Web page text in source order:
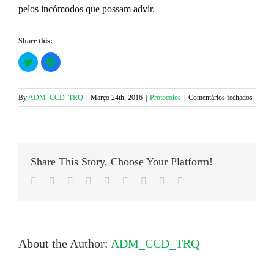
pelos incómodos que possam advir.
Share this:
Click
to
share
Twitter
(Opens
in
Click
to
Facebook
(Opens
in
ByADM_CCD_TRQ Março 24th, 2016 Protocolos Comentários fechadosem
Share This Story, Choose Your Platform!
Facebook
TwitterLinkedIn
Reddit Google+
TumblrPinterest
About the Author: ADM_CCD_TRQ